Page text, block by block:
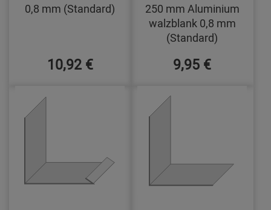
0,8 mm (Standard)
10,92 €
250 mm Aluminium
walzblank 0,8 mm
(Standard)
9,95 €